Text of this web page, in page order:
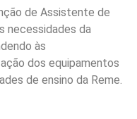
de Assistente de
necessidades da
às
dos equipamentos
de ensino da Reme.